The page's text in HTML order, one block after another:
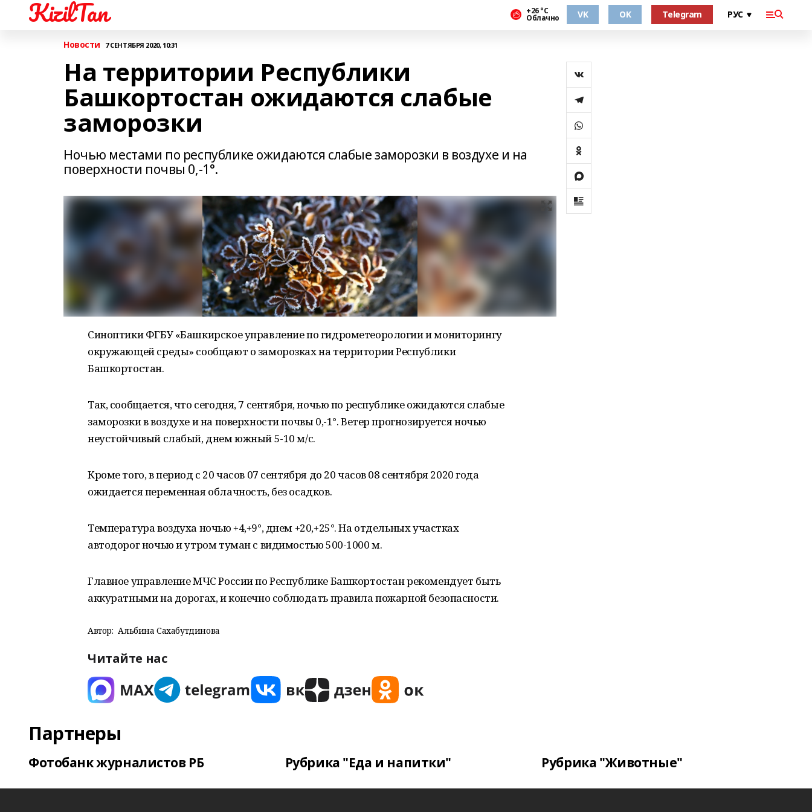
KizilTan +26 °С
Облачно VK OK Telegram
Новости 7 СЕНТЯБРЯ 2020, 10:31
На территории Республики
Башкортостан ожидаются слабые
заморозки
Ночью местами по республике ожидаются слабые заморозки в воздухе и на
поверхности почвы 0,-1°.
Синоптики ФГБУ «Башкирское управление по гидрометеорологии и мониторингу
окружающей среды» сообщают о заморозках на территории Республики
Башкортостан.
Так, сообщается, что сегодня, 7 сентября, ночью по республике ожидаются слабые
заморозки в воздухе и на поверхности почвы 0,-1°. Ветер прогнозируется ночью
неустойчивый слабый, днем южный 5-10 м/с.
Кроме того, в период с 20 часов 07 сентября до 20 часов 08 сентября 2020 года
ожидается переменная облачность, без осадков.
Температура воздуха ночью +4,+9°, днем +20,+25°. На отдельных участках
автодорог ночью и утром туман с видимостью 500-1000 м.
Главное управление МЧС России по Республике Башкортостан рекомендует быть
аккуратными на дорогах, и конечно соблюдать правила пожарной безопасности.
Автор: Альбина Сахабутдинова
Читайте нас
Партнеры
Фотобанк журналистов РБ Рубрика "Еда и напитки" Рубрика "Животные"